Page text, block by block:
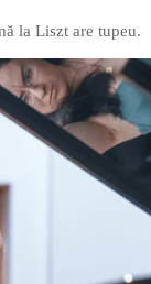
la Liszt are tupeu.